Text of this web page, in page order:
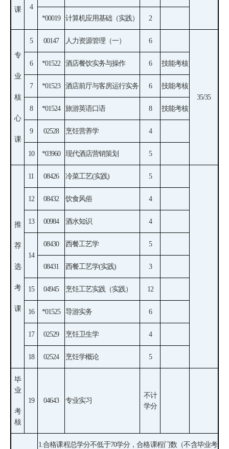
课 4
*00019 计算机应用基础（实践） 2
专
业
核
心
课
5 00147 人力资源管理（一） 6
35/35
6 *01522 酒店餐饮实务与操作 6 技能考核
7 *01523 酒店前厅与客房运行实务 6 技能考核
8 *01524 旅游英语口语 8 技能考核
9 02528 烹饪营养学 4
10 *03960 现代酒店营销策划 5
推
荐
选
考
课
11 08426 冷菜工艺(实践) 5
12 08432 饮食风俗 4
13 00984 酒水知识 4
14
08430 西餐工艺学 5
08431 西餐工艺学(实践) 3
15 04945 烹饪工艺实践（实践） 12
16 *01525 导游实务 6
17 02529 烹饪卫生学 4
18 02524 烹饪学概论 5
毕
业
考
核
19 04643 专业实习
不计
学分
1. 合格课程总学分不低于70学分，合格课程门数（不含毕业考